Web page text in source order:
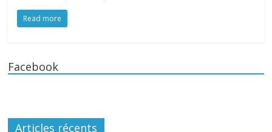
Read more
Facebook
Articles récents